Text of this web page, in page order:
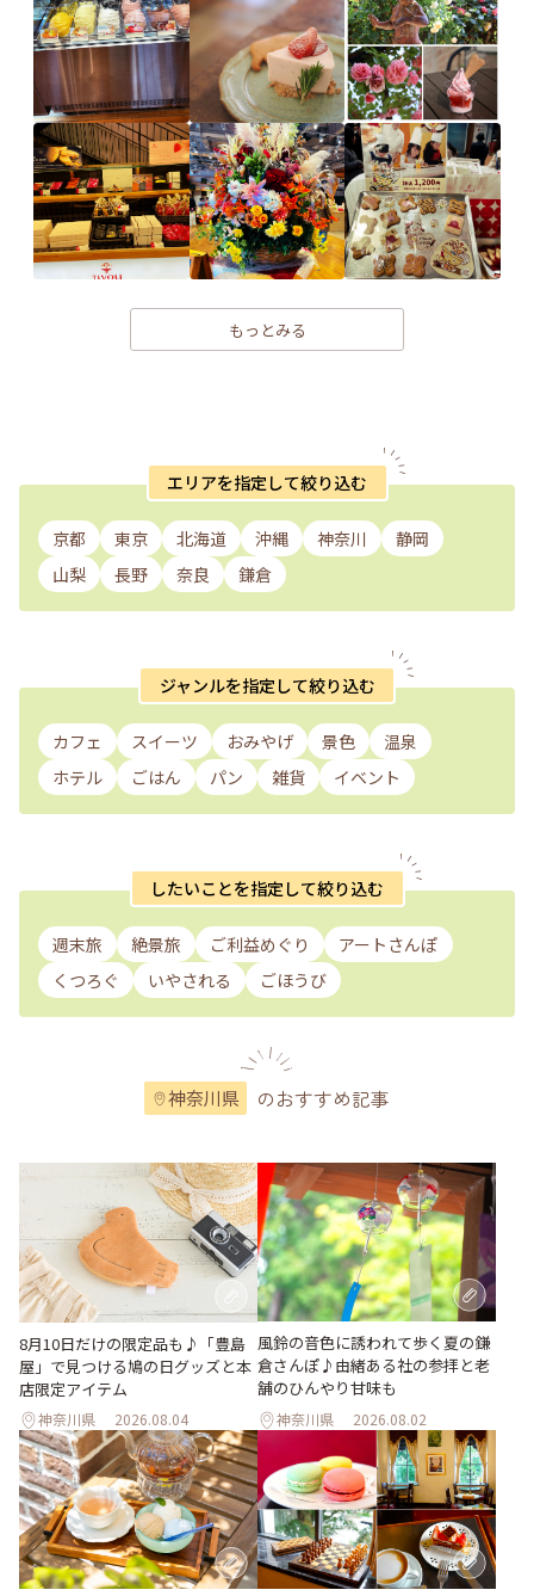
もっとみる
エリアを指定して絞り込む
京都 東京 北海道 沖縄 神奈川
静岡
山梨
長野 奈良 鎌倉
ジャンルを指定して絞り込む
カフェ スイーツ おみやげ 景色
温泉
ホテル
ごはん パン 雑貨 イベント
したいことを指定して絞り込む
週末旅 絶景旅 ご利益めぐり
アートさんぽ
くつろぐ
いやされる ごほうび
神奈川県 のおすすめ記事
8月10日だけの限定品も♪「豊島
屋」で見つける鳩の日グッズと本
店限定アイテム
神奈川県 2026.08.04
風鈴の音色に誘われて歩く夏の鎌
倉さんぽ♪由緒ある社の参拝と老
舗のひんやり甘味も
神奈川県 2026.08.02